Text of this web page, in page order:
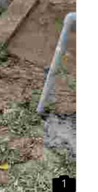
1